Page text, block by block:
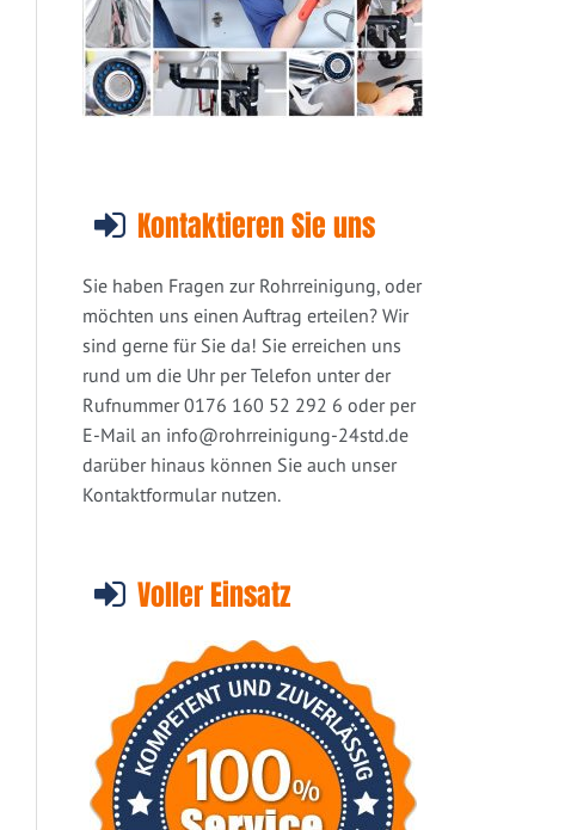
Kontaktieren Sie uns
Sie haben Fragen zur Rohrreinigung, oder
möchten uns einen Auftrag erteilen? Wir
sind gerne für Sie da! Sie erreichen uns
rund um die Uhr per Telefon unter der
Rufnummer 0176 160 52 292 6 oder per
E-Mail an info@rohrreinigung-24std.de
darüber hinaus können Sie auch unser
Kontaktformular nutzen.
Voller Einsatz